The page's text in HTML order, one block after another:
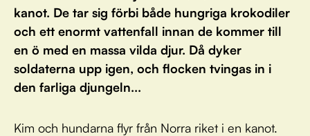
kanot. De tar sig förbi både hungriga krokodiler
och ett enormt vattenfall innan de kommer till
en ö med en massa vilda djur. Då dyker
soldaterna upp igen, och flocken tvingas in i
den farliga djungeln...
Kim och hundarna flyr från Norra riket i en kanot.